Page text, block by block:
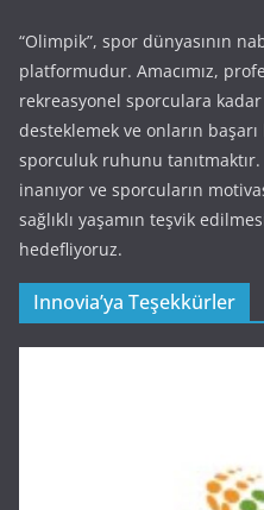
“Olimpik”, spor dünyasının
platformudur. Amacımız,
rekreasyonel sporculara
desteklemek ve onların
sporculuk ruhunu
inanıyor ve sporcuların
sağlıklı yaşamın teşvik
hedefliyoruz.
Innovia’ya Teşekkürler